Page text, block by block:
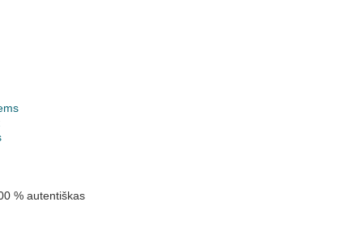
% autentiškas